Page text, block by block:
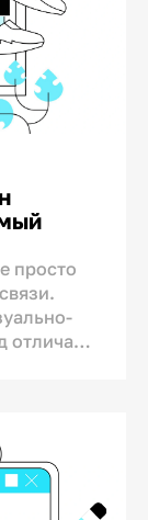
просто
отличает